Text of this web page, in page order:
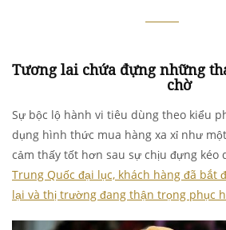
Tương lai chứa đựng những
chờ
Sự bộc lộ hành vi tiêu dùng theo kiểu
dụng hình thức mua hàng xa xỉ như
cảm thấy tốt hơn sau sự chịu đựng kéo
Trung Quốc đại lục, khách hàng đã bắt
lại và thị trường đang thận trọng phục